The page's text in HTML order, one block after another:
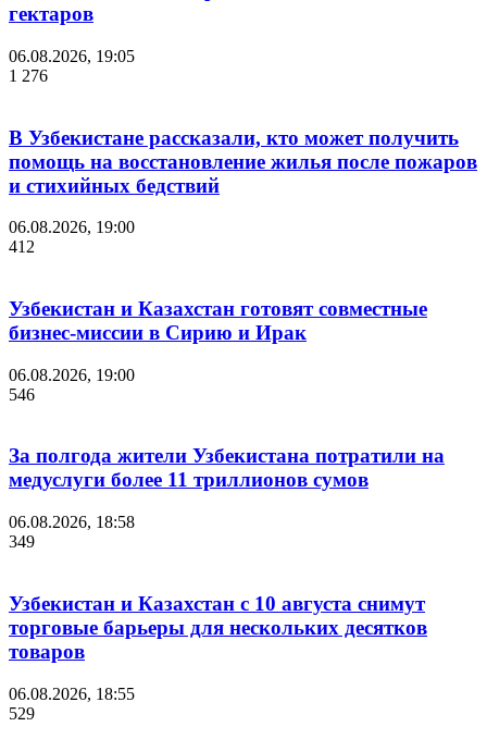
гектаров
06.08.2026, 19:05
1 276
В Узбекистане рассказали, кто может получить
помощь на восстановление жилья после пожаров
и стихийных бедствий
06.08.2026, 19:00
412
Узбекистан и Казахстан готовят совместные
бизнес-миссии в Сирию и Ирак
06.08.2026, 19:00
546
За полгода жители Узбекистана потратили на
медуслуги более 11 триллионов сумов
06.08.2026, 18:58
349
Узбекистан и Казахстан с 10 августа снимут
торговые барьеры для нескольких десятков
товаров
06.08.2026, 18:55
529